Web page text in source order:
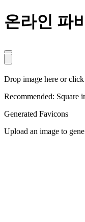
온라인 파
Drop image here or
Recommended: Square
Generated Favicons
Upload an image to